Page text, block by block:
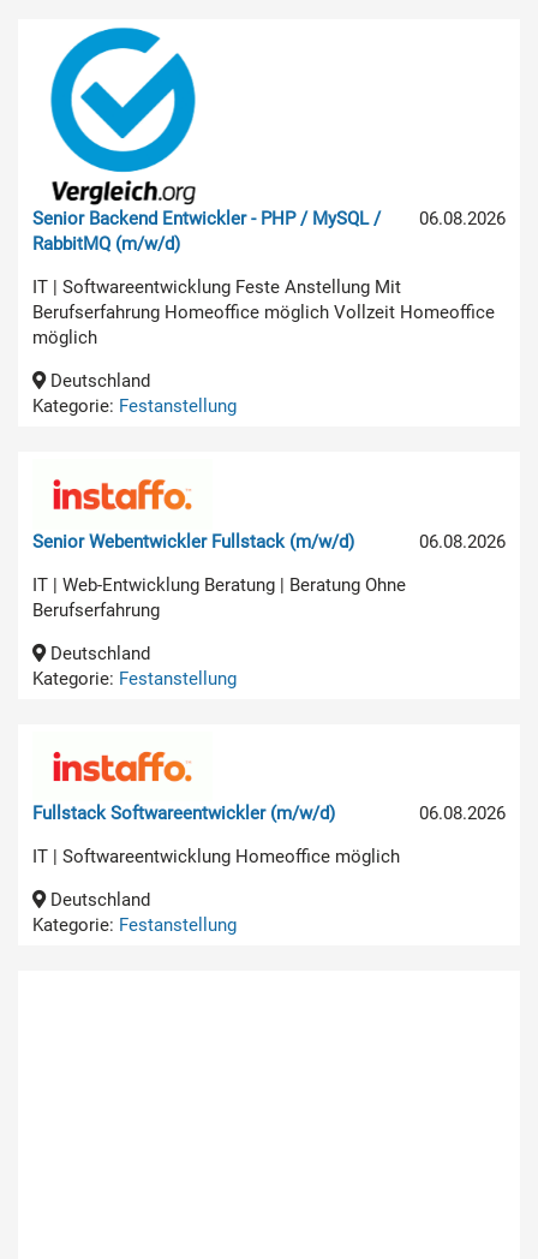
06.08.2026
Senior Backend Entwickler - PHP / MySQL /
RabbitMQ (m/w/d)
IT | Softwareentwicklung Feste Anstellung Mit
Berufserfahrung Homeoffice möglich Vollzeit Homeoffice
möglich
Deutschland
Kategorie: Festanstellung
06.08.2026
Senior Webentwickler Fullstack (m/w/d)
IT | Web-Entwicklung Beratung | Beratung Ohne
Berufserfahrung
Deutschland
Kategorie: Festanstellung
06.08.2026
Fullstack Softwareentwickler (m/w/d)
IT | Softwareentwicklung Homeoffice möglich
Deutschland
Kategorie: Festanstellung